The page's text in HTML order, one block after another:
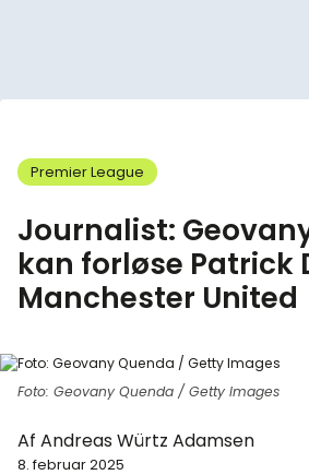
Premier League
Journalist:
kan forløse Patrick
Manchester United
Foto: Geovany Quenda / Getty Images
Af Andreas Würtz Adamsen
8. februar 2025